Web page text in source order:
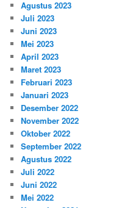
Agustus 2023
Juli 2023
Juni 2023
Mei 2023
April 2023
Maret 2023
Februari 2023
Januari 2023
Desember 2022
November 2022
Oktober 2022
September 2022
Agustus 2022
Juli 2022
Juni 2022
Mei 2022